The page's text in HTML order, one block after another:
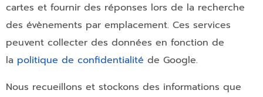
cartes et fournir des réponses lors de la recherche
des évènements par emplacement. Ces services
peuvent collecter des données en fonction de
la politique de confidentialité de Google.
Nous recueillons et stockons des informations que